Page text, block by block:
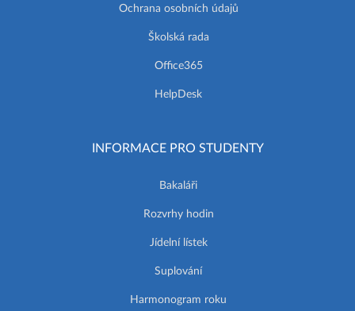
Ochrana osobních údajů
Školská rada
Office365
HelpDesk
INFORMACE PRO STUDENTY
Bakaláři
Rozvrhy hodin
Jídelní lístek
Suplování
Harmonogram roku